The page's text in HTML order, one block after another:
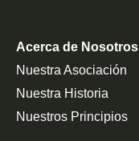
Acerca de Nosotros
Nuestra Asociación
Nuestra Historia
Nuestros Principios